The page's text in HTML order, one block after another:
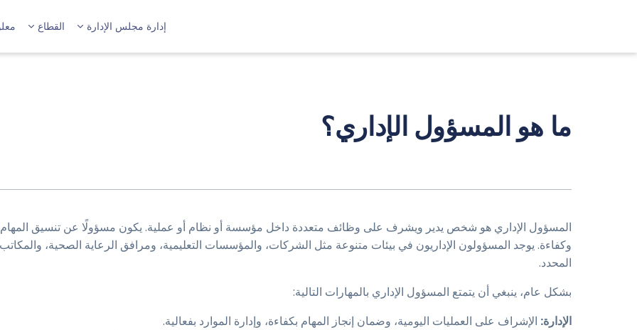
إدارة مجلس الإدارة القطاع
ما هو المسؤول الإداري؟
المسؤول الإداري هو شخص يدير ويشرف على وظائف متعددة داخل مؤسسة أو نظام أو عملية. يكون مسؤولًا عن تنسيق المهام
وكفاءة. يوجد المسؤولون الإداريون في بيئات متنوعة مثل الشركات، والمؤسسات التعليمية، ومرافق الرعاية الصحية،
المحدد.
بشكل عام، ينبغي أن يتمتع المسؤول الإداري بالمهارات التالية:
الإدارة: الإشراف على العمليات اليومية، وضمان إنجاز المهام بكفاءة، وإدارة الموارد بفعالية.